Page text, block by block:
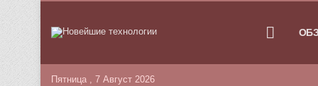
Пятница , 7 Август 2026